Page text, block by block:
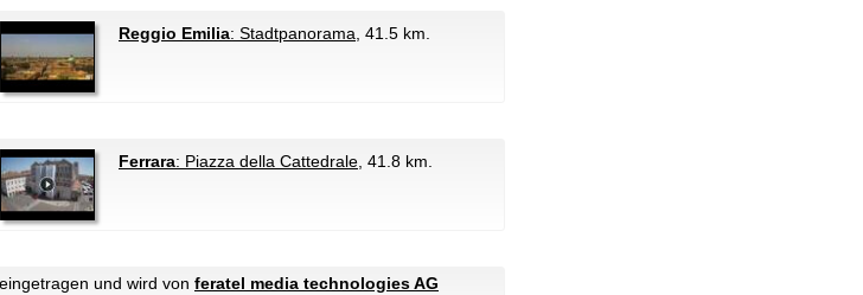
Reggio Emilia: Stadtpanorama , 41.5 km.
Ferrara: Piazza della Cattedrale , 41.8 km.
und wird von feratel media technologies AG